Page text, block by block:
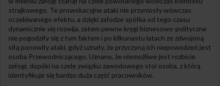
strajkowego. Te prowokacyjne ataki nie przyniosły wówczas
oczekiwanego efektu, a dzięki załodze spółka od tego czasu
dynamicznie się rozwija, zatem pewne kręgi biznesowo-polityczne
nie pogodziły się z tym faktem i po kilkunastu latach ze zdwojoną
siłą ponowiły ataki, gdyż uznały, że przyczyną ich niepowodzeń jest
osoba Przewodniczącego. Uznano, że niemożliwe jest rozbicie
załogi, dopóki na czele związku zawodowego stoi osoba, z którą
identyfikuje się bardzo duża część pracowników.